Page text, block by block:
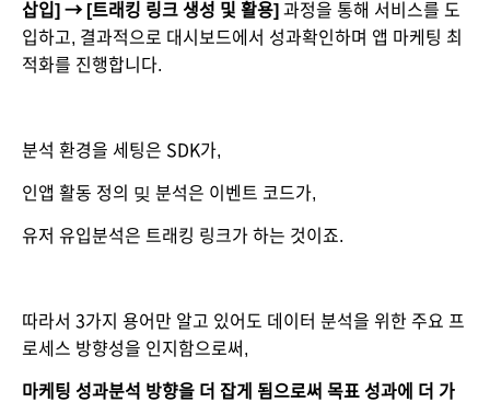
삽입] → [트래킹 링크 생성 및 활용] 과정을 통해 서비스를 도
입하고, 결과적으로 대시보드에서 성과확인하며 앱 마케팅 최
적화를 진행합니다.
분석 환경을 세팅은 SDK가,
인앱 활동 정의 밎 분석은 이벤트 코드가,
유저 유입분석은 트래킹 링크가 하는 것이죠.
따라서 3가지 용어만 알고 있어도 데이터 분석을 위한 주요 프
로세스 방향성을 인지함으로써,
마케팅 성과분석 방향을 더 잡게 됨으로써 목표 성과에 더 가